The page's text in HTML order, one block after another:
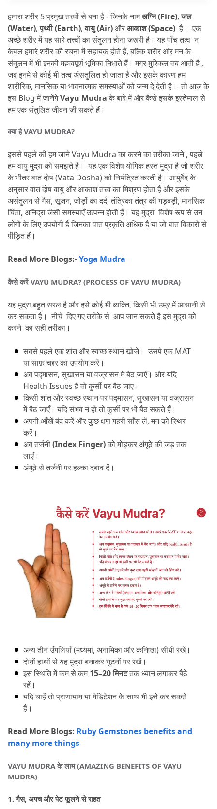
गतिविधियों में सहायक
3.66. अनिद्रा और चिंता में राहत
4. कब और कितनी देर करें?
5.किन बातों का रखें ध्यान? (Precautions)
6.Vayu Mudra और अन्य योग मुद्राओं की तुलना
7.आयुर्वेद और Vayu Mudra का संबंध
Mudra)
9.कुछ उपयोगी सुझाव (Practical Tips)
10.FAQ's
10.1प्रश्न 1. Vayu Mudra क्या है और इसे क्यों किया
जाता है?
10.2प्रश्न 2. Vayu Mudra करने का सही तरीका क्या
10.3
प्रश्न 3. क्या वायु मुद्रा से गैस और सूजन में राहत
10.4प्रश्न 4. वायु मुद्रा किस समय नहीं करनी चाहिए?
हमारा शरीर 5 प्रमुख तत्त्वों से बना है - जिनके नाम अग्नि (Fire), जल
(Water), पृथ्वी (Earth), वायु (Air) और आकाश (Space) है। एक
अच्छे शरीर में यह सारे तत्त्वों का संतुलन होना जरूरी है। यह पाँच तत्व  न
केवल हमारे शरीर की रचना में सहायक होते हैं, बल्कि शरीर और मन के
संतुलन में भी इनकी महत्वपूर्ण भूमिका निभाते हैं। मगर मुश्किल तब आती है ,
जब इनमे से कोई भी तत्व अंसतुलित हो जाता है और इसके कारण हम
शारीरिक, मानसिक या भावनात्मक समस्याओं को जन्म दे देती है। तो आज के
इस Blog में जानेंगे Vayu Mudra के बारे में और कैसे इसके इस्तेमाल से
हम एक संतुलित जीवन जी सकते हैं।
क्या है VAYU MUDRA?
इससे पहले की हम जाने Vayu Mudra का करने का तरीका जाने , पहले
हम वायु मुद्रा को समझते है। यह एक विशेष योगिक हस्त मुद्रा है जो शरीर
के भीतर वात दोष (Vata Dosha) को नियंत्रित करती है। आयुर्वेद के
अनुसार वात दोष वायु और आकाश तत्त्व का मिश्रण होता है और इसके
असंतुलन से गैस, सूजन, जोड़ों का दर्द, तंत्रिका तंत्र की गड़बड़ी, मानसिक
चिंता, अनिद्रा जैसी समस्याएँ उत्पन्न होती हैं। यह मुद्रा  विशेष रूप से उन
लोगों के लिए उपयोगी है जिनका वात प्रकृति अधिक है या जो वात विकारों से
पीड़ित हैं।
Read More Blogs:- Yoga Mudra
कैसे करें VAYU MUDRA? (PROCESS OF VAYU MUDRA)
यह मुद्रा बहुत सरल है और इसे कोई भी व्यक्ति, किसी भी उम्र में आसानी से
कर सकता है। नीचे  दिए गए तरीके से  आप जान सकते है इस मुद्रा को
करने  का सही तरीका।
सबसे पहले एक शांत और स्वच्छ स्थान खोजे। उसपे एक MAT
या साफ़ चद्दर का उपयोग करे।
अब पद्मासन, सुखासन या वज्रासन में बैठ जाएँ। और यदि
Health Issues है तो कुर्सी पर बैठ जाए।
किसी शांत और स्वच्छ स्थान पर पद्मासन, सुखासन या वज्रासन
में बैठ जाएँ। यदि संभव न हो तो कुर्सी पर भी बैठ सकते हैं।
अपनी आँखें बंद करें और कुछ क्षण गहरी साँस लें, मन को स्थिर
करें।
अब तर्जनी (Index Finger) को मोड़कर अंगूठे की जड़ तक
लाएँ।
अंगूठे से तर्जनी पर हल्का दबाव दें।
अन्य तीन उँगलियाँ (मध्यमा, अनामिका और कनिष्ठा) सीधी रखें।
दोनों हाथों से यह मुद्रा बनाकर घुटनों पर रखें।
इस स्थिति में कम से कम 15–20 मिनट तक ध्यान लगाकर बैठे
रहें।
यदि चाहें तो प्राणायाम या मेडिटेशन के साथ भी इसे कर सकते
हैं।
Read More Blogs: Ruby Gemstones benefits and
many more things
VAYU MUDRA के लाभ (AMAZING BENEFITS OF VAYU
MUDRA)
1. गैस, अपच और पेट फूलने से राहत